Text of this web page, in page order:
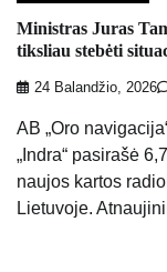
Ministras Juras
tiksliau stebėti
24 Balandžio, 2026
AB „Oro
„Indra“ pasirašė
naujos kartos
Lietuvoje.